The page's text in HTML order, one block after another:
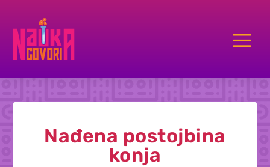
a
Nađena postojbina
konja